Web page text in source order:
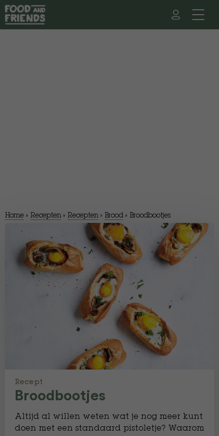
Home » Recepten » Recepten » Brood » Broodbootjes
Recept
Broodbootjes
Altijd al willen weten wat je nog meer kunt
doen met een standaard pistoletje? Waarom